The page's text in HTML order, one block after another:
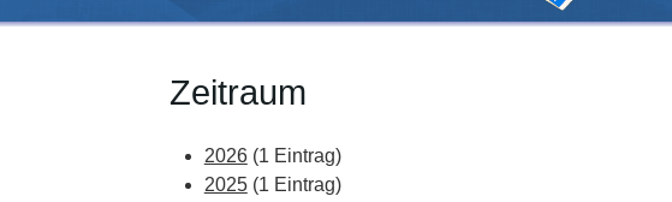
Zeitraum
2026(1 Eintrag)
2025(1 Eintrag)